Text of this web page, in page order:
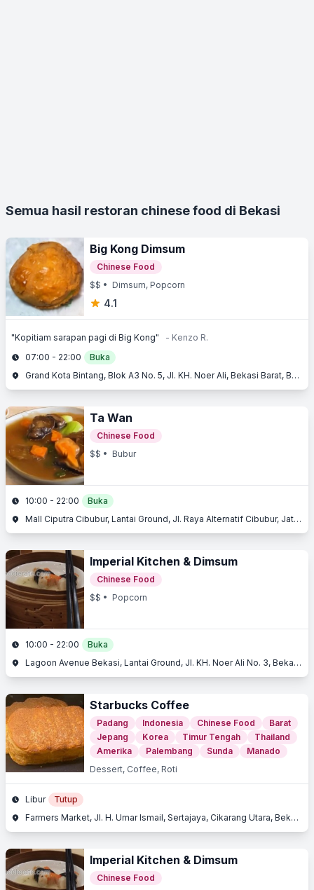
Semua hasil restoran chinese food di Bekasi
Big Kong Dimsum
Chinese Food
$$ • Dimsum, Popcorn
4.1
"Kopitiam sarapan pagi di Big Kong"
- Kenzo R.
07:00 - 22:00
Buka
Grand Kota Bintang, Blok A3 No. 5, Jl. KH. Noer Ali, Bekasi Barat, Bekasi, Jawa Barat
Ta Wan
Chinese Food
$$ • Bubur
10:00 - 22:00
Buka
Mall Ciputra Cibubur, Lantai Ground, Jl. Raya Alternatif Cibubur, Jatisampurna, Bekasi, Jawa Barat
Imperial Kitchen & Dimsum
Chinese Food
$$ • Popcorn
10:00 - 22:00
Buka
Lagoon Avenue Bekasi, Lantai Ground, Jl. KH. Noer Ali No. 3, Bekasi Selatan, Bekasi, Jawa Barat
Starbucks Coffee
Padang Indonesia Chinese Food
Barat
Jepang
Korea Timur Tengah
Thailand
Amerika
Palembang Sunda
Manado
Dessert, Coffee, Roti
Libur
Tutup
Farmers Market, Jl. H. Umar Ismail, Sertajaya, Cikarang Utara, Bekasi, Jawa Barat
Imperial Kitchen & Dimsum
Chinese Food